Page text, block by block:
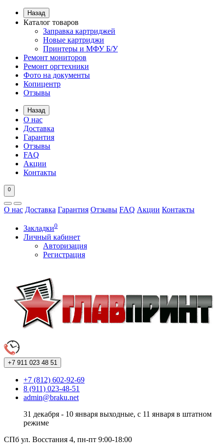
Назад
Каталог товаров
Заправка картриджей
Новые картриджи
Принтеры и МФУ Б/У
Ремонт мониторов
Ремонт оргтехники
Фото на документы
Копицентр
Отзывы
Назад
О нас
Доставка
Гарантия
Отзывы
FAQ
Акции
Контакты
0
О нас Доставка Гарантия Отзывы FAQ Акции Контакты
Закладки0
Личный кабинет
Авторизация
Регистрация
+7 911 023 48 51
+7 (812) 602-92-69
8 (911) 023-48-51
admin@braku.net
31 декабря - 10 января выходные, с 11 января в штатном
режиме
СПб ул. Восстания 4, пн-пт 9:00-18:00